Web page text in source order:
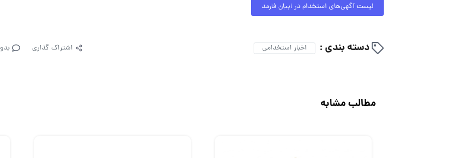
لیست آگهی‌های استخدام در ابیان فارمد
دسته بندی : اخبار استخدامی اشتراک گذاری
مطالب مشابه